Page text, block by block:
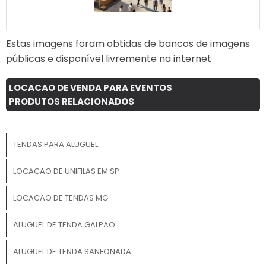
Estas imagens foram obtidas de bancos de imagens
públicas e disponível livremente na internet
LOCACAO DE VENDA PARA EVENTOS
PRODUTOS RELACIONADOS
TENDAS PARA ALUGUEL
LOCACAO DE UNIFILAS EM SP
LOCACAO DE TENDAS MG
ALUGUEL DE TENDA GALPAO
ALUGUEL DE TENDA SANFONADA